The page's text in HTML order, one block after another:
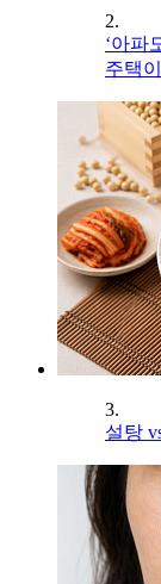
2.
‘아파
주택
3.
설탕